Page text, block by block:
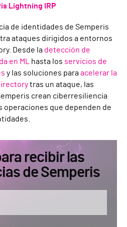
Lightning IRP
de identidades de Semperis
ataques dirigidos a entornos
Desde la detección de
en ML
hasta los servicios de
y las soluciones paraacelerar la
tras un ataque, las
crean ciberresiliencia
operaciones que dependen de
recibir las
de Semperis
may send you information regarding its